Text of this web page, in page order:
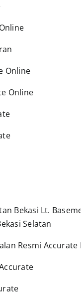
Online
Online
Bekasi Lt.
Selatan